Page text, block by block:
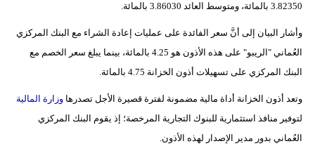
فيديو
3.82350 بالمائة، ومتوسط العائد 3.86030 بالمائة.
وأشار البيان إلى أنَّ سعر الفائدة على عمليات إعادة الشراء مع البنك المركزي
العُماني "الريبو" على هذه الأذون هو 4.25 بالمائة، بينما يبلغ سعر الخصم مع
البنك المركزي على تسهيلات أذون الخزانة 4.75 بالمائة.
وتعد أذون الخزانة أداة مالية مضمونة لفترة قصيرة الأجل تصدرهاوزارة المالية
لتوفير منافذ استثمارية للبنوك التجارية المرخصة؛ إذ يقوم البنك المركزي
العُماني بدور مدير الإصدار لهذه الأذون.